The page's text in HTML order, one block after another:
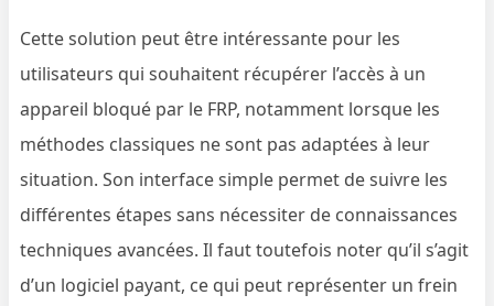
Cette solution peut être intéressante pour les
utilisateurs qui souhaitent récupérer l’accès à un
appareil bloqué par le FRP, notamment lorsque les
méthodes classiques ne sont pas adaptées à leur
situation. Son interface simple permet de suivre les
différentes étapes sans nécessiter de connaissances
techniques avancées. Il faut toutefois noter qu’il s’agit
d’un logiciel payant, ce qui peut représenter un frein